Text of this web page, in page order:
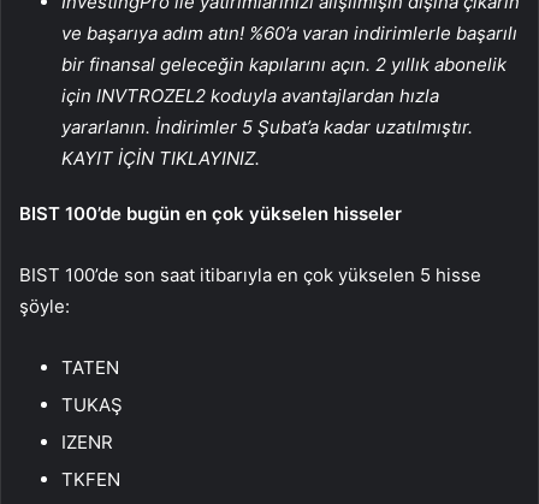
ve başarıya adım atın! %60’a varan indirimlerle başarılı
bir finansal geleceğin kapılarını açın. 2 yıllık abonelik
için INVTROZEL2 koduyla avantajlardan hızla
yararlanın. İndirimler 5 Şubat’a kadar uzatılmıştır.
KAYIT İÇİN TIKLAYINIZ.
BIST 100’de bugün en çok yükselen hisseler
BIST 100’de son saat itibarıyla en çok yükselen 5 hisse
şöyle:
TATEN
TUKAŞ
IZENR
TKFEN